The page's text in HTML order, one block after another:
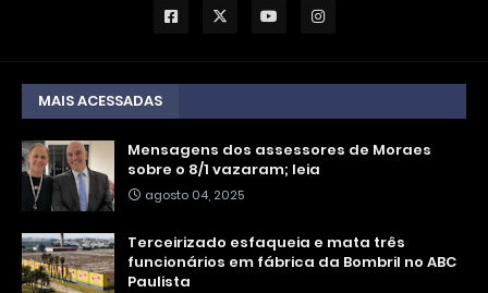
MAIS ACESSADAS
Mensagens dos assessores de Moraes
sobre o 8/1 vazaram; leia
agosto 04, 2025
Terceirizado esfaqueia e mata três
funcionários em fábrica da Bombril no ABC
Paulista